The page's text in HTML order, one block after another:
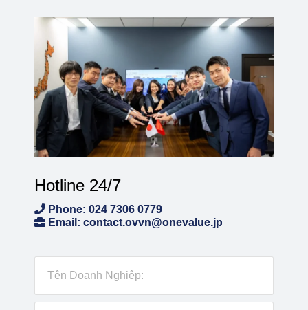
Hotline 24/7
Phone: 024 7306 0779
Email: contact.ovvn@onevalue.jp